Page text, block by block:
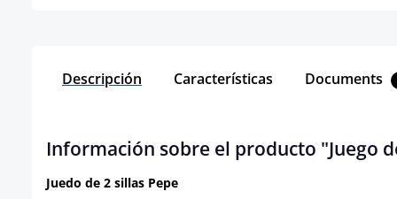
Descripción Características Documents
Información sobre el producto "Juego
Juedo de 2 sillas Pepe